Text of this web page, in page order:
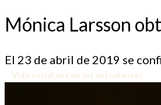
Mónica Larsson
El 23 de abril de 2019 se
Vida cotidiana de los estudiantes